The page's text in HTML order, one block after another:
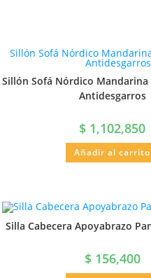
Sillón Sofá Nórdico Mandarina
Antidesgarros
$ 1,102,850
Añadir al carrito
Silla Cabecera Apoyabrazo
$156,400